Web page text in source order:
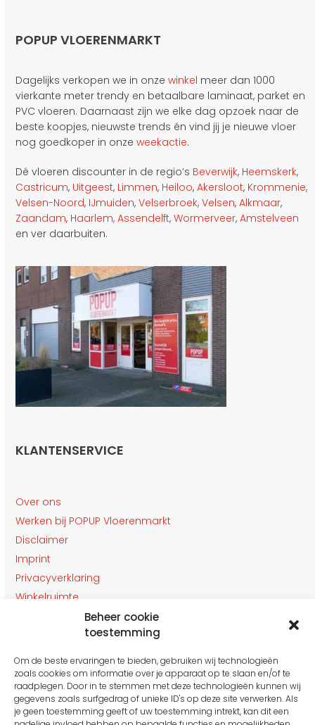
Beheer cookie
toestemming
Om de beste ervaringen te bieden, gebruiken wij technologieën
zoals cookies om informatie over je apparaat op te slaan en/of te
raadplegen. Door in te stemmen met deze technologieën kunnen wij
gegevens zoals surfgedrag of unieke ID's op deze site verwerken. Als
je geen toestemming geeft of uw toestemming intrekt, kan dit een
POPUP VLOERENMARKT
Dagelijks verkopen we in onzewinkel meer dan 1000
vierkante meter trendy en betaalbare laminaat, parket en
PVC vloeren. Daarnaast zijn we elke dag opzoek naar de
beste koopjes, nieuwste trends én vind jij je nieuwe vloer
nog goedkoper in onzeweekactie.
Dé vloeren discounter in de regio’s Beverwijk, Heemskerk,
Castricum, Uitgeest, Limmen, Heiloo,Akersloot, Krommenie,
Velsen-Noord, IJmuiden,Velserbroek,Velsen,Alkmaar,
Zaandam, Haarlem, Assendelft,Wormerveer,Amstelveen
en ver daarbuiten.
KLANTENSERVICE
Over ons
Werken bij POPUP Vloerenmarkt
Disclaimer
Imprint
Privacyverklaring
Winkelruimte
Klantenservice
OPENINGSTIJDEN
Gesloten van 27 t/m 31 Juli